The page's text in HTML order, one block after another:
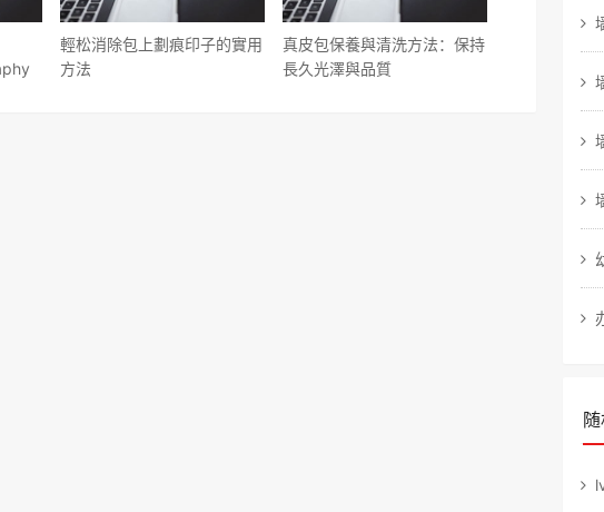
​輕松消除包上劃痕印子的實用
方法
真皮包保養與清洗方法：保持
長久光澤與品質